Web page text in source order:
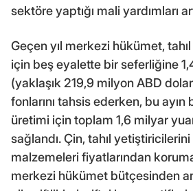
sektöre yaptığı mali yardımları
Geçen yıl merkezi hükümet,
için beş eyalette bir seferliğine
(yaklaşık 219,9 milyon ABD
fonlarını tahsis ederken, bu
üretimi için toplam 1,6 milyar
sağlandı. Çin, tahıl yetiştiricilerini
malzemeleri fiyatlarından
merkezi hükümet bütçesinden